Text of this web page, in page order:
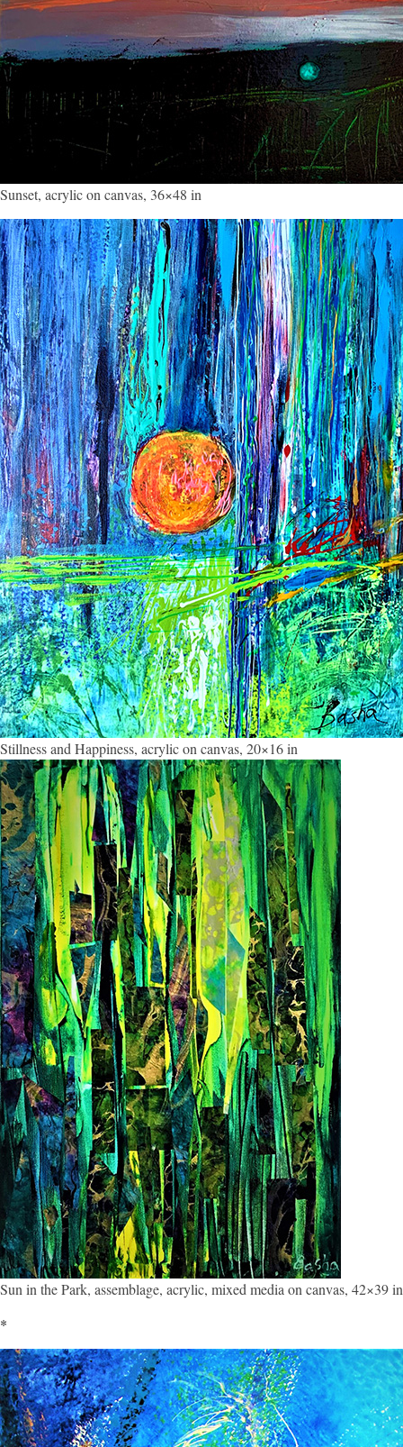
Sunset, acrylic on canvas, 36×48 in
Stillness and Happiness, acrylic on canvas, 20×16 in
Sun in the Park, assemblage, acrylic, mixed media on canvas, 42×39 in
*